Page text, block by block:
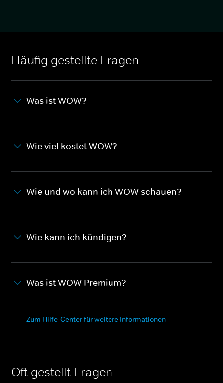
Häufig gestellte Fragen
Was ist WOW?
Wie viel kostet WOW?
Wie und wo kann ich WOW schauen?
Wie kann ich kündigen?
Was ist WOW Premium?
Zum Hilfe-Center für weitere Informationen
Oft gestellt Fragen